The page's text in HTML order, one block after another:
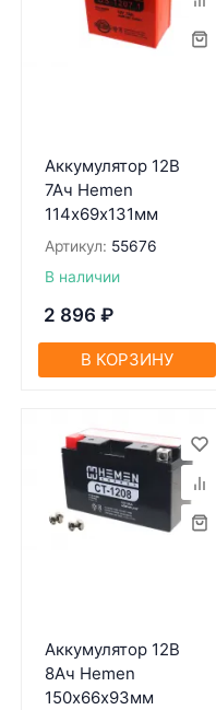
Аккумулятор 12В
7Ач Hemen
114х69х131мм
Артикул: 55676
В наличии
2 896 ₽
В КОРЗИНУ
Аккумулятор 12В
8Ач Hemen
150х66х93мм